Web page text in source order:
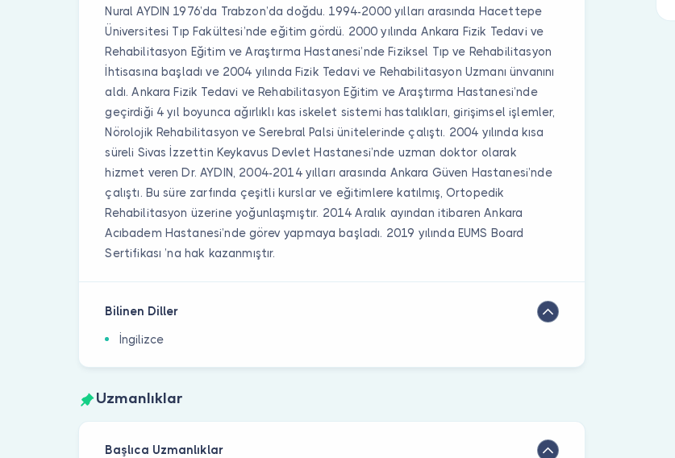
Nural AYDIN 1976’da Trabzon’da doğdu. 1994-2000 yılları arasında Hacettepe
Üniversitesi Tıp Fakültesi’nde eğitim gördü. 2000 yılında Ankara Fizik Tedavi ve
Rehabilitasyon Eğitim ve Araştırma Hastanesi’nde Fiziksel Tıp ve Rehabilitasyon
İhtisasına başladı ve 2004 yılında Fizik Tedavi ve Rehabilitasyon Uzmanı ünvanını
aldı. Ankara Fizik Tedavi ve Rehabilitasyon Eğitim ve Araştırma Hastanesi’nde
geçirdiği 4 yıl boyunca ağırlıklı kas iskelet sistemi hastalıkları, girişimsel işlemler,
Nörolojik Rehabilitasyon ve Serebral Palsi ünitelerinde çalıştı. 2004 yılında kısa
süreli Sivas İzzettin Keykavus Devlet Hastanesi’nde uzman doktor olarak
hizmet veren Dr. AYDIN, 2004-2014 yılları arasında Ankara Güven Hastanesi’nde
çalıştı. Bu süre zarfında çeşitli kurslar ve eğitimlere katılmış, Ortopedik
Rehabilitasyon üzerine yoğunlaşmıştır. 2014 Aralık ayından itibaren Ankara
Acıbadem Hastanesi’nde görev yapmaya başladı. 2019 yılında EUMS Board
Sertifikası ’na hak kazanmıştır.
Bilinen Diller
İngilizce
Uzmanlıklar
Başlıca Uzmanlıklar